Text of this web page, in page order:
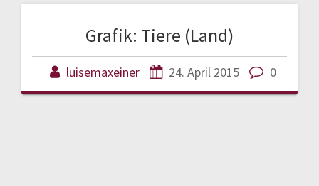
Grafik: Tiere (Land)
luisemaxeiner 24. April 2015 0